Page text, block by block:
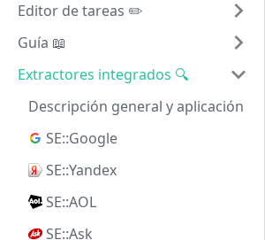
Editor de tareas ✏️
Guía 📖
Extractores integrados 🔍
Descripción general y aplicación
SE::Google
SE::Yandex
SE::AOL
SE::Ask